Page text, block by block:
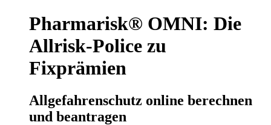
Pharmarisk® OMNI: Die
Allrisk-Police zu
Fixprämien
Allgefahrenschutz online berechnen
und beantragen